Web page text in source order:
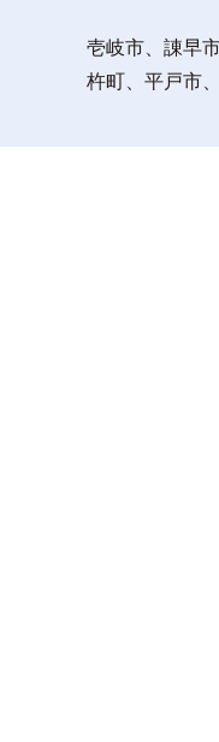
壱岐市、諌早
杵町、平戸市